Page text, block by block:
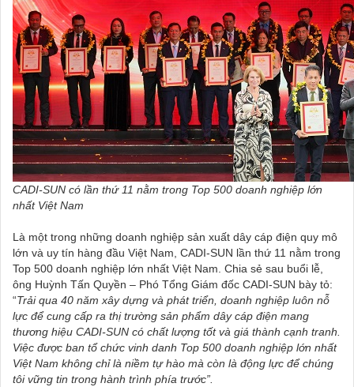
CADI-SUN có lần thứ 11 nằm trong Top 500 doanh nghiệp lớn
nhất Việt Nam
Là một trong những doanh nghiệp sản xuất dây cáp điện quy mô
lớn và uy tín hàng đầu Việt Nam, CADI-SUN lần thứ 11 nằm trong
Top 500 doanh nghiệp lớn nhất Việt Nam. Chia sẻ sau buổi lễ,
ông Huỳnh Tấn Quyền – Phó Tổng Giám đốc CADI-SUN bày tỏ:
“Trải qua 40 năm xây dựng và phát triển, doanh nghiệp luôn nỗ
lực để cung cấp ra thị trường sản phẩm dây cáp điện mang
thương hiệu CADI-SUN có chất lượng tốt và giá thành cạnh tranh.
Việc được ban tổ chức vinh danh Top 500 doanh nghiệp lớn nhất
Việt Nam không chỉ là niềm tự hào mà còn là động lực để chúng
tôi vững tin trong hành trình phía trước”.